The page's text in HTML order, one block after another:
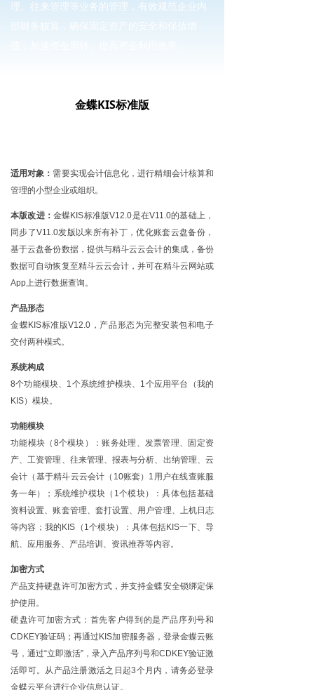
理、往来管理等业务的管理，有效规范企业内
部财务核算，确保固定资产的安全和保值增
金蝶KIS标准版
适用对象： 需要实现会计信息化，进行精细会计核算和
管理的小型企业或组织。
本版改进：金蝶KIS标准版V12.0是在V11.0的基础上，
同步了V11.0发版以来所有补丁，优化账套云盘备份，
基于云盘备份数据，提供与精斗云云会计的集成，备份
数据可自动恢复至精斗云云会计，并可在精斗云网站或
App上进行数据查询。
产品形态
金蝶KIS标准版V12.0，产品形态为完整安装包和电子
交付两种模式。
系统构成
8个功能模块、1个系统维护模块、1个应用平台（我的
KIS）模块。
功能模块
功能模块（ 8个模块）：账务处理、发票管理、固定资
产、工资管理、往来管理、报表与分析、出纳管理、云
会计（基于精斗云云会计（10账套）1用户在线查账服
务一年）； 系统维护模块（ 1个模块）：具体包括基础
资料设置、账套管理、套打设置、用户管理、上机日志
等内容； 我的 KIS（1个模块）：具体包括KIS一下、导
航、应用服务、产品培训、资讯推荐等内容。
加密方式
产品支持硬盘许可加密方式，并支持金蝶安全锁绑定保
护使用。
硬盘许可加密方式：首先客户得到的是产品序列号和
CDKEY验证码；再通过KIS加密服务器，登录金蝶云账
号，通过“立即激活”，录入产品序列号和CDKEY验证激
活即可。从产品注册激活之日起3个月内，请务必登录
金蝶云平台进行企业信息认证。